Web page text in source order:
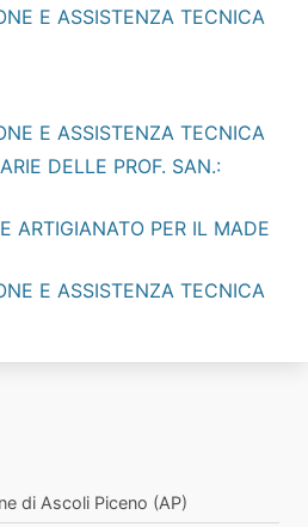
E ASSISTENZA TECNICA
E ASSISTENZA TECNICA
DELLE PROF. SAN.:
ARTIGIANATO PER IL MADE
E ASSISTENZA TECNICA
di Ascoli Piceno (AP)